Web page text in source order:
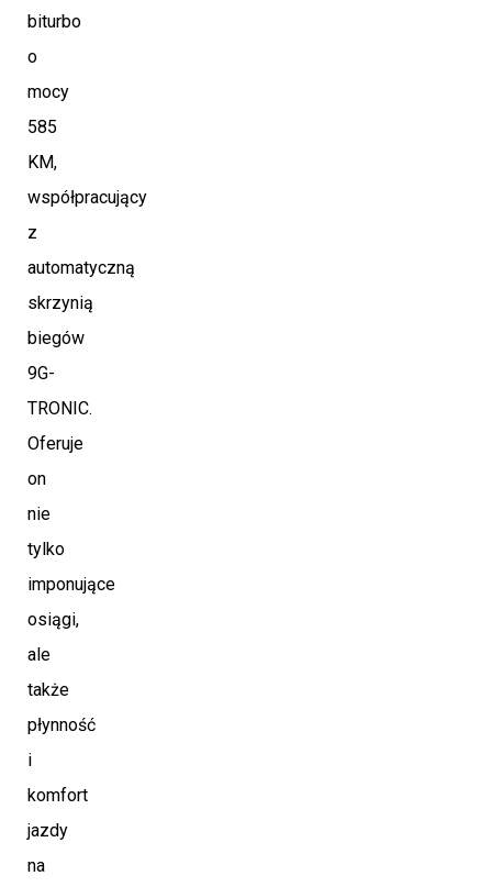
biturbo
o
mocy
585
KM,
współpracujący
z
automatyczną
skrzynią
biegów
9G-
TRONIC.
Oferuje
on
nie
tylko
imponujące
osiągi,
ale
także
płynność
i
komfort
jazdy
na